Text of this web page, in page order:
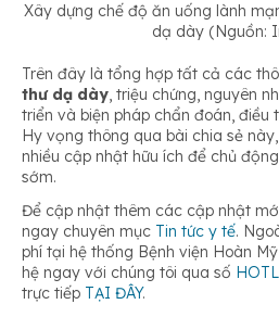
Xây dựng chế độ ăn uống lành
dạ dày (Nguồn:
Trên đây là tổng hợp tất cả các
thư dạ dày, triệu chứng, nguyên
triển và biện pháp chẩn đoán, điều
Hy vọng thông qua bài chia sẻ
nhiều cập nhật hữu ích để chủ
sớm.
Để cập nhật thêm các cập nhật
ngay chuyên mục Tin tức y tế.
phí tại hệ thống Bệnh viện Hoàn
hệ ngay với chúng tôi qua số
trực tiếp TẠI ĐÂY.